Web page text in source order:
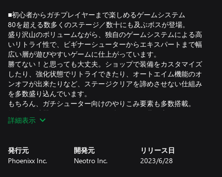
■初心者からガチプレイヤーまで楽しめるゲームシステム
80を超える数多くのステージ／数十にも及ぶボスが登場。
盛り沢山のボリュームながら、独自のゲームシステムによる高
いリトライ性で、ビギナーシューターからエキスパートまで幅
広い層が遊びやすいゲームに仕上がっています。
勝てない！と思っても大丈夫。ショップで装備をカスタマイズ
したり、強化状態でリトライできたり、オートエイム機能のオ
ンオフが出来たりなど、ステージクリアを諦めさせない仕組み
を多数盛り込んでいます。
もちろん、ガチシューター向けのやりこみ要素も多数搭載。
数多くの武器やアクセサリを組み合わせ、悪夢の中のモンスタ
ーたちを撃退していきましょう。
この作品は、プレイヤーのやり込みに応じてエンディングが変
化します。
詳細表示
発行元
Phoenixx Inc.
開発元
Neotro Inc.
リリース日
2023/6/28